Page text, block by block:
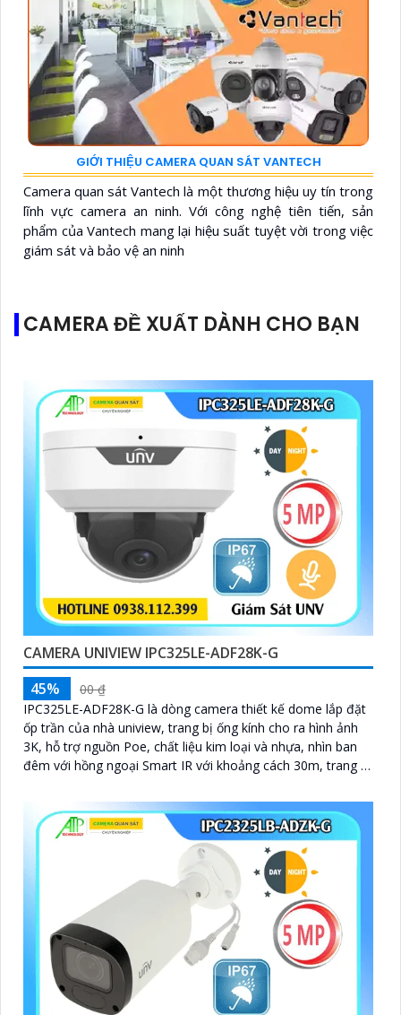
GIỚI THIỆU CAMERA QUAN SÁT VANTECH
Camera quan sát Vantech là một thương hiệu uy tín trong
lĩnh vực camera an ninh. Với công nghệ tiên tiến, sản
phẩm của Vantech mang lại hiệu suất tuyệt vời trong việc
giám sát và bảo vệ an ninh
CAMERA ĐỀ XUẤT DÀNH CHO BẠN
CAMERA UNIVIEW IPC325LE-ADF28K-G
45%
00 ₫
IPC325LE-ADF28K-G là dòng camera thiết kế dome lắp đặt
ốp trần của nhà uniview, trang bị ống kính cho ra hình ảnh
3K, hỗ trợ nguồn Poe, chất liệu kim loại và nhựa, nhìn ban
đêm với hồng ngoại Smart IR với khoảng cách 30m, trang bị